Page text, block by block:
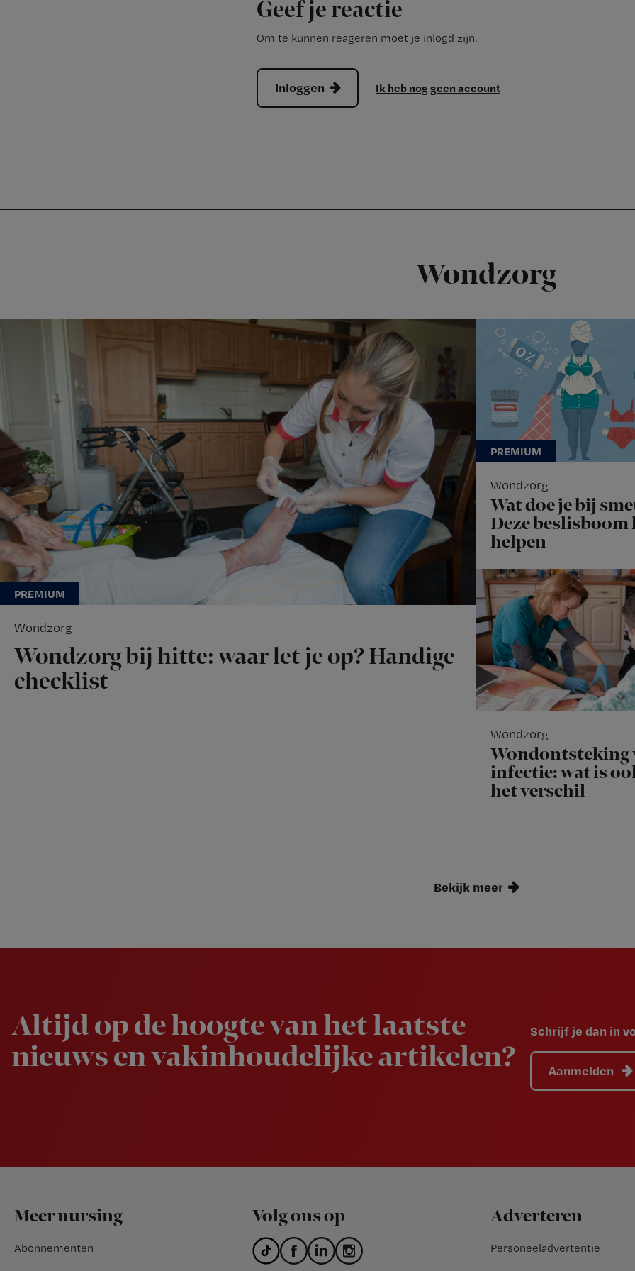
Geef je reactie
Om te kunnen reageren moet je inlogd zijn.
Inloggen Ik heb nog geen account
Wondzorg
Wondzorg
Wondzorg bij hitte: waar let je op? Handige
checklist
Wondzorg
Wat doe je bij
Deze beslisboom
helpen
Wondzorg
Wondontsteking
infectie: wat is
het verschil
Bekijk meer
Altijd op de hoogte van het laatste
nieuws en vakinhoudelijke artikelen?
Schrijf je dan in
Aanmelden
Footer
Meer nursing
Abonnementen
Volg ons op Adverteren
Personeeladvertentie